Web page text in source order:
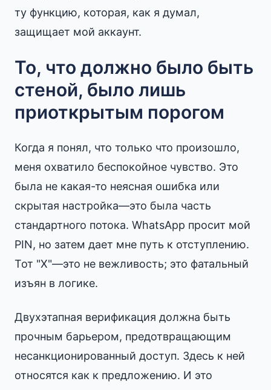
ту функцию, которая, как я думал,
защищает мой аккаунт.
То, что должно было быть
стеной, было лишь
приоткрытым порогом
Когда я понял, что только что произошло,
меня охватило беспокойное чувство. Это
была не какая-то неясная ошибка или
скрытая настройка—это была часть
стандартного потока. WhatsApp просит мой
PIN, но затем дает мне путь к отступлению.
Тот "X"—это не вежливость; это фатальный
изъян в логике.
Двухэтапная верификация должна быть
прочным барьером, предотвращающим
несанкционированный доступ. Здесь к ней
относятся как к предложению. И это